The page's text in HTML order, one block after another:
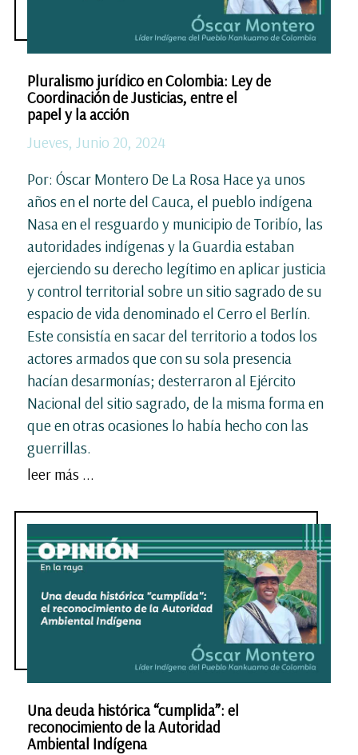
Pluralismo jurídico en Colombia: Ley de
Coordinación de Justicias, entre el
papel y la acción
Jueves, Junio 20, 2024
Por: Óscar Montero De La Rosa Hace ya unos
años en el norte del Cauca, el pueblo indígena
Nasa en el resguardo y municipio de Toribío, las
autoridades indígenas y la Guardia estaban
ejerciendo su derecho legítimo en aplicar justicia
y control territorial sobre un sitio sagrado de su
espacio de vida denominado el Cerro el Berlín.
Este consistía en sacar del territorio a todos los
actores armados que con su sola presencia
hacían desarmonías; desterraron al Ejército
Nacional del sitio sagrado, de la misma forma en
que en otras ocasiones lo había hecho con las
guerrillas.
leer más ...
Una deuda histórica “cumplida”: el
reconocimiento de la Autoridad
Ambiental Indígena